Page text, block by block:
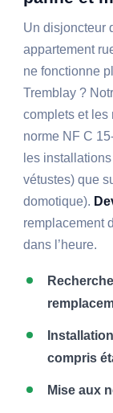
Un disjoncteur
appartement
ne fonctionne
Tremblay ?
complets et les
norme NF C
les
vétustes) que
domotique).
remplacement
dans l’heure.
compris
Mise aux